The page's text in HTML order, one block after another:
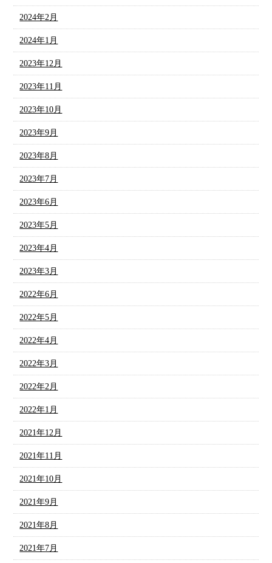
2024年2月
2024年1月
2023年12月
2023年11月
2023年10月
2023年9月
2023年8月
2023年7月
2023年6月
2023年5月
2023年4月
2023年3月
2022年6月
2022年5月
2022年4月
2022年3月
2022年2月
2022年1月
2021年12月
2021年11月
2021年10月
2021年9月
2021年8月
2021年7月